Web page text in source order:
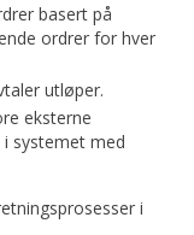
basert på
ordrer for hver
utløper.
eksterne
systemet med
i